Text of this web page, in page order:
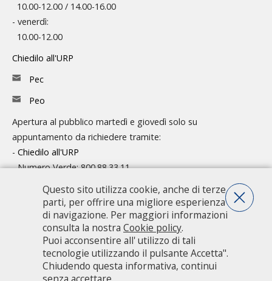
10.00-12.00 / 14.00-16.00
- venerdì:
10.00-12.00
Chiedilo all'URP
Pec
Peo
Apertura al pubblico martedì e giovedì solo su
appuntamento da richiedere tramite:
- Chiedilo all'URP
- Numero Verde: 800.88.33.11
Consulta l'organigramma
Accedi agli atti
Guida pratica ai servizi e alla modulistica
Città metropolitana di Milano - Via Vivaio, 1 - 20122 Milano - centralino
Questo sito utilizza cookie, anche di terze
parti, per offrire una migliore esperienza
di navigazione. Per maggiori informazioni
consulta la nostra Cookie policy.
Puoi acconsentire all' utilizzo di tali
tecnologie utilizzando il pulsante Accetta".
Chiudendo questa informativa, continui